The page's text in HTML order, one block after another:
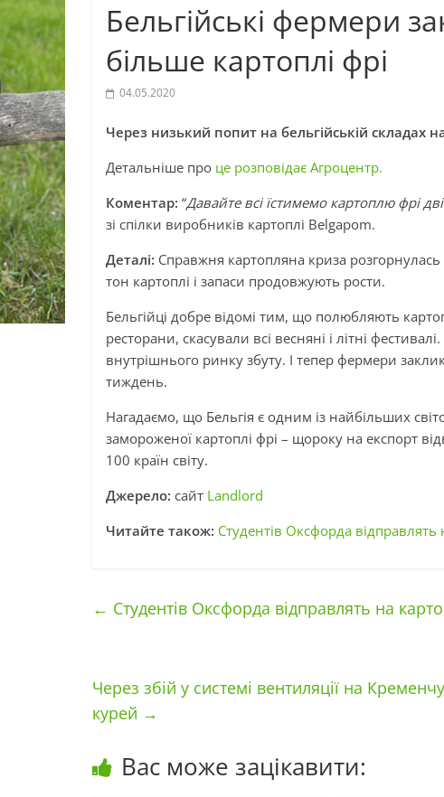
Бельгійські фермери
більше картоплі фрі
04.05.2020
Через низький попит на бельгійській складах
Детальніше про це розповідає Агроцентр.
Коментар: “Давайте всі їстимемо картоплю фрі
зі спілки виробників картоплі Belgapom.
Деталі: Справжня картопляна криза
тон картоплі і запаси продовжують рости.
Бельгійці добре відомі тим, що полюбляють
ресторани, скасували всі весняні і літні
внутрішнього ринку збуту. І тепер фермери
тиждень.
Нагадаємо, що Бельгія є одним із найбільших
замороженої картоплі фрі – щороку на експорт
100 країн світу.
Джерело: сайт Landlord
Читайте також: Студентів Оксфорда
← Студентів Оксфорда відправлять на
Через збій у системі вентиляції на
курей →
Вас може зацікавити: